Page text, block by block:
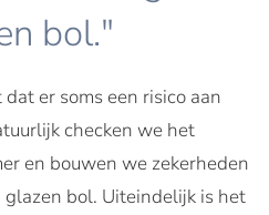
bol."
er soms een risico aan
checken we het
en bouwen we zekerheden
bol. Uiteindelijk is het